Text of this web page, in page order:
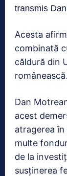
transmis
Acesta
combinată
căldură din
românească.
Dan
acest
atragerea
multe
de la
susținerea